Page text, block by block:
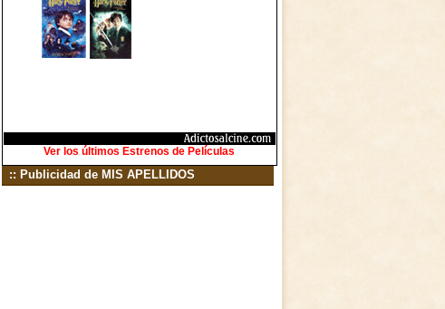
Ver los últimos Estrenos de Películas
:: Publicidad de MIS APELLIDOS